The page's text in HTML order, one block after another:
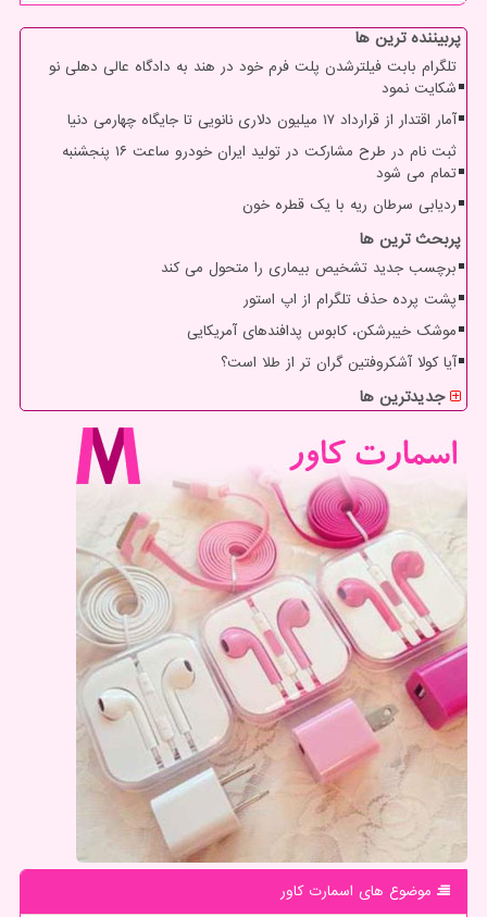
پربیننده ترین ها
تلگرام بابت فیلترشدن پلت فرم خود در هند به دادگاه عالی دهلی نو
شکایت نمود
آمار اقتدار از قرارداد ۱۷ میلیون دلاری نانویی تا جایگاه چهارمی دنیا
ثبت نام در طرح مشارکت در تولید ایران خودرو ساعت ۱۶ پنجشنبه
تمام می شود
ردیابی سرطان ریه با یک قطره خون
پربحث ترین ها
برچسب جدید تشخیص بیماری را متحول می کند
پشت پرده حذف تلگرام از اپ استور
موشک خیبرشکن، کابوس پدافندهای آمریکایی
آیا کولا آشکروفتین گران تر از طلا است؟
جدیدترین ها
موضوع های اسمارت كاور